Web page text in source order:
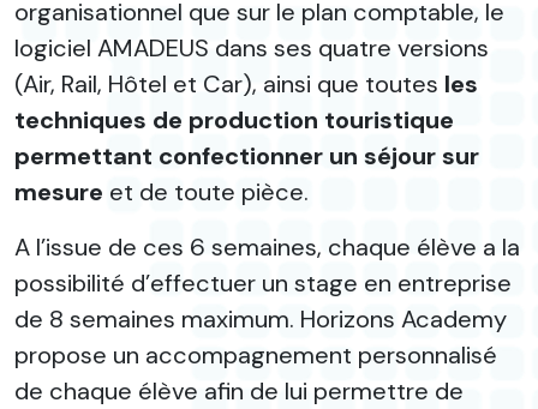
organisationnel que sur le plan comptable, le
logiciel AMADEUS dans ses quatre versions
(Air, Rail, Hôtel et Car), ainsi que toutes les
techniques de production touristique
permettant confectionner un séjour sur
mesure et de toute pièce.
A l’issue de ces 6 semaines, chaque élève a la
possibilité d’effectuer un stage en entreprise
de 8 semaines maximum. Horizons Academy
propose un accompagnement personnalisé
de chaque élève afin de lui permettre de